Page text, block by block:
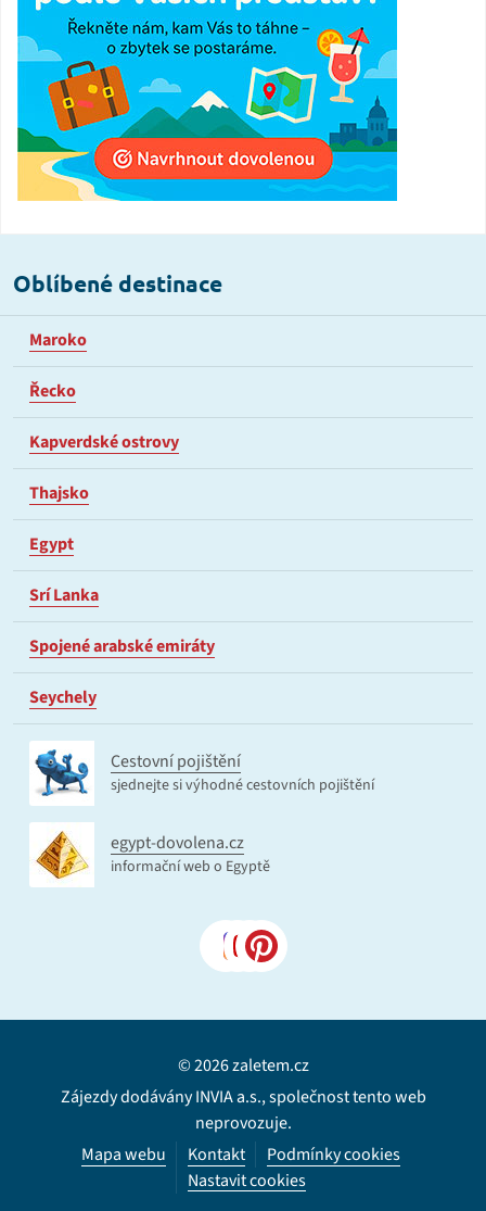
Oblíbené destinace
Maroko
Řecko
Kapverdské ostrovy
Thajsko
Egypt
Srí Lanka
Spojené arabské emiráty
Seychely
Cestovní pojištění
sjednejte si výhodné cestovních pojištění
egypt-dovolena.cz
informační web o Egyptě
© 2026 zaletem.cz
Zájezdy dodávány INVIA a.s., společnost tento web
neprovozuje.
Mapa webu
Kontakt
Podmínky cookies
Nastavit cookies